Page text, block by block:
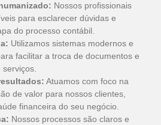
Nossos profissionais
para esclarecer dúvidas e
do processo contábil.
Utilizamos sistemas modernos e
facilitar a troca de documentos e
Atuamos com foco na
de valor para nossos clientes,
financeira do seu negócio.
Nossos processos são claros e